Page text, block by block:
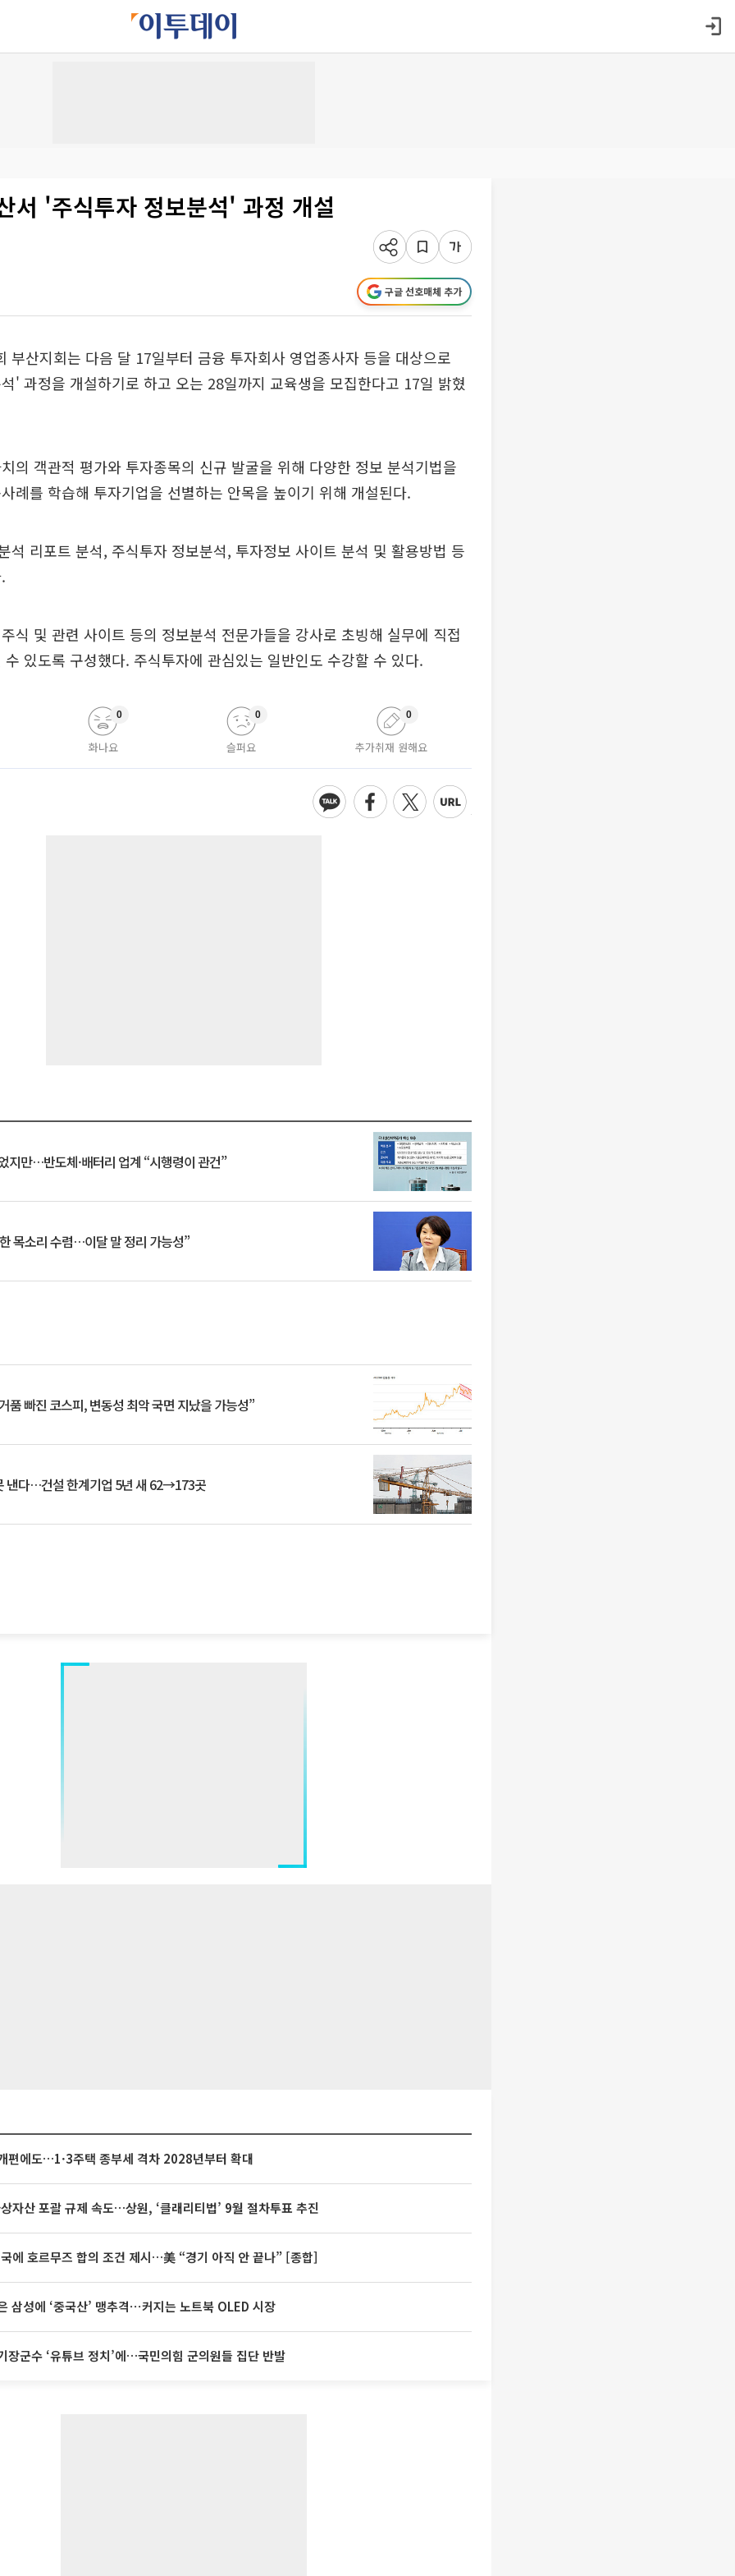
서 '주식투자 정보분석' 과정 개설
구글 선호매체 추가
부산지회는 다음 달 17일부터 금융 투자회사 영업종사자 등을 대상으로
' 과정을 개설하기로 하고 오는 28일까지 교육생을 모집한다고 17일 밝혔
의 객관적 평가와 투자종목의 신규 발굴을 위해 다양한 정보 분석기법을
례를 학습해 투자기업을 선별하는 안목을 높이기 위해 개설된다.
석 리포트 분석, 주식투자 정보분석, 투자정보 사이트 분석 및 활용방법 등
식 및 관련 사이트 등의 정보분석 전문가들을 강사로 초빙해 실무에 직접
있도록 구성했다. 주식투자에 관심있는 일반인도 수강할 수 있다.
화나요
0
슬퍼요
0
추가취재 원해요
0
지만…반도체·배터리 업계 “시행령이 관건”
목소리 수렴…이달 말 정리 가능성”
품 빠진 코스피, 변동성 최악 국면 지났을 가능성”
낸다…건설 한계기업 5년 새 62→173곳
편에도…1·3주택 종부세 격차 2028년부터 확대
자산 포괄 규제 속도…상원, ‘클래리티법’ 9월 절차투표 추진
에 호르무즈 합의 조건 제시…美 “경기 아직 안 끝나” [종합]
삼성에 ‘중국산’ 맹추격⋯커지는 노트북 OLED 시장
장군수 ‘유튜브 정치’에…국민의힘 군의원들 집단 반발